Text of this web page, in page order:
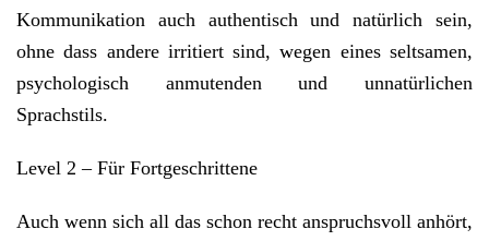
Kommunikation auch authentisch und natürlich sein,
ohne dass andere irritiert sind, wegen eines seltsamen,
psychologisch anmutenden und unnatürlichen
Sprachstils.
Level 2 – Für Fortgeschrittene
Auch wenn sich all das schon recht anspruchsvoll anhört,